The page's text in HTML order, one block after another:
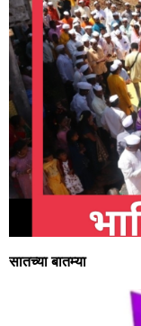
सातच्या बातम्या